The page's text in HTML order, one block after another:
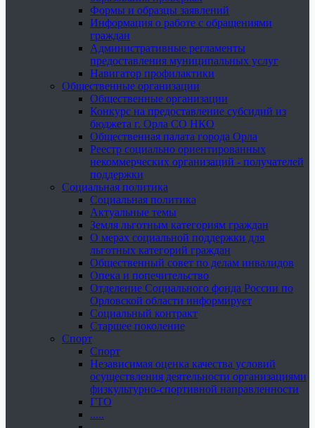
Формы и образцы заявлений
Информация о работе с обращениями
граждан
Административные регламенты
предоставления муниципальных услуг
Навигатор профилактики
Общественные организации
Общественные организации
Конкурс на предоставление субсидий из
бюджета г. Орла СО НКО
Общественная палата города Орла
Реестр социально ориентированных
некоммерческих организаций - получателей
поддержки
Социальная политика
Социальная политика
Актуальные темы
Земля льготным категориям граждан
О мерах социальной поддержки для
льготных категорий граждан
Общественный совет по делам инвалидов
Опека и попечительство
Отделение Социального фонда России по
Орловской области информирует
Социальный контракт
Старшее поколение
Спорт
Спорт
Независимая оценка качества условий
осуществления деятельности организациями
физкультурно-спортивной направленности
ГТО
.....